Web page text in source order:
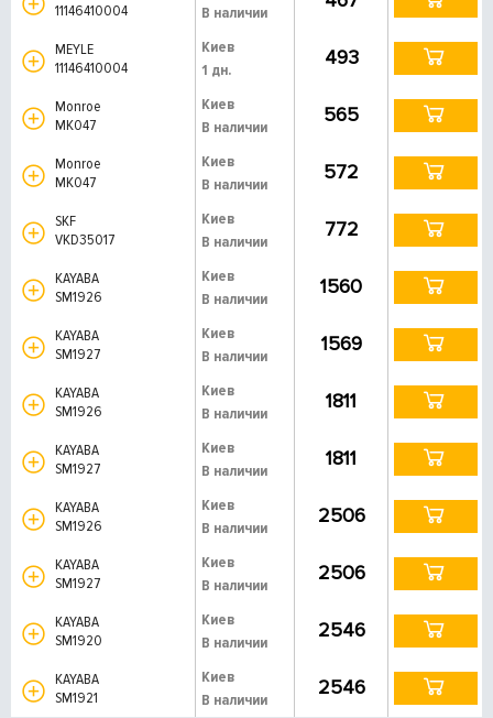
11146410004
В наличии
MEYLE
11146410004
Киев
1 дн.
493
Monroe
MK047
Киев
В наличии
565
Monroe
MK047
Киев
В наличии
572
SKF
VKD35017
Киев
В наличии
772
KAYABA
SM1926
Киев
В наличии
1560
KAYABA
SM1927
Киев
В наличии
1569
KAYABA
SM1926
Киев
В наличии
1811
KAYABA
SM1927
Киев
В наличии
1811
KAYABA
SM1926
Киев
В наличии
2506
KAYABA
SM1927
Киев
В наличии
2506
KAYABA
SM1920
Киев
В наличии
2546
KAYABA
SM1921
Киев
В наличии
2546